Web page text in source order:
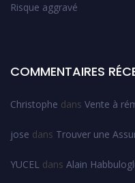
Risque aggravé
COMMENTAIRES
Christophe dans Vente à
jose dans Trouver une
YUCEL dans Alain